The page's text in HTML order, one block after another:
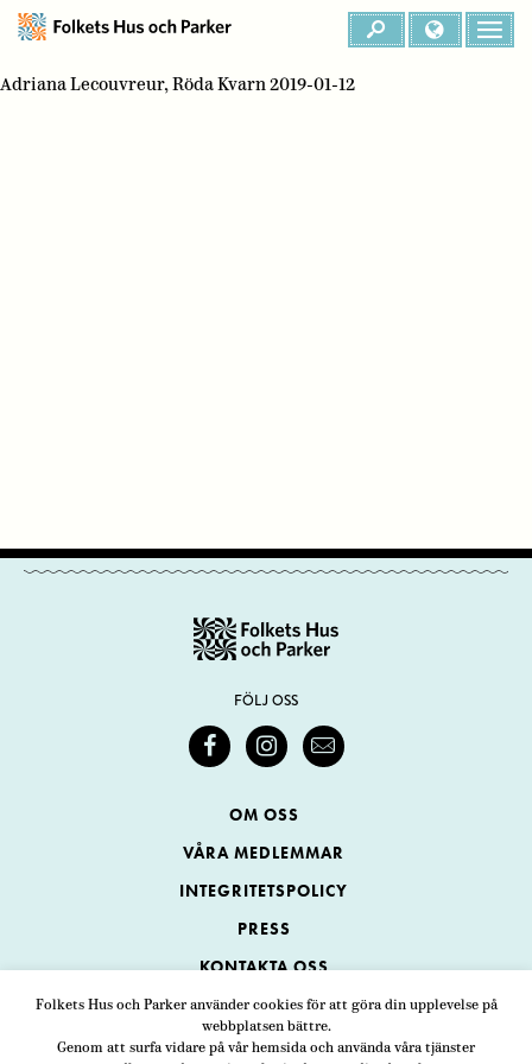
Folkets Hus och Parker använder cookies för att göra din upplevelse på
webbplatsen bättre.
Genom att surfa vidare på vår hemsida och använda våra tjänster
Adriana Lecouvreur, Röda Kvarn 2019-01-12
FÖLJ OSS
OM OSS
VÅRA MEDLEMMAR
INTEGRITETSPOLICY
PRESS
KONTAKTA OSS
Folkets Hus och Parker